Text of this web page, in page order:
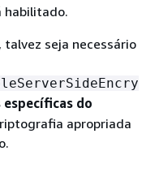
habilitado.
seja necessário
do
apropriada